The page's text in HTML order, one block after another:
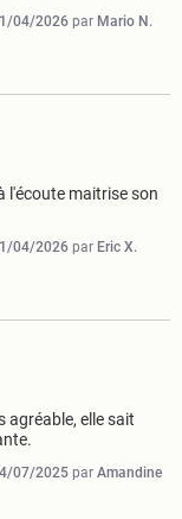
04/2026 par Mario N.
l'écoute maitrise son
04/2026 par Eric X.
agréable, elle sait
07/2025 par Amandine